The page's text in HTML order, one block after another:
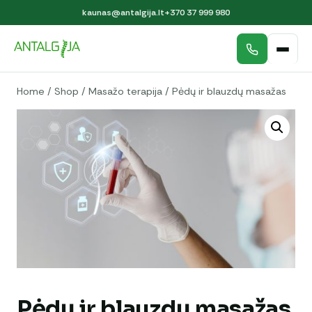
kaunas@antalgija.lt+370 37 999 980
Home / Shop / Masažo terapija / Pėdų ir blauzdų masažas